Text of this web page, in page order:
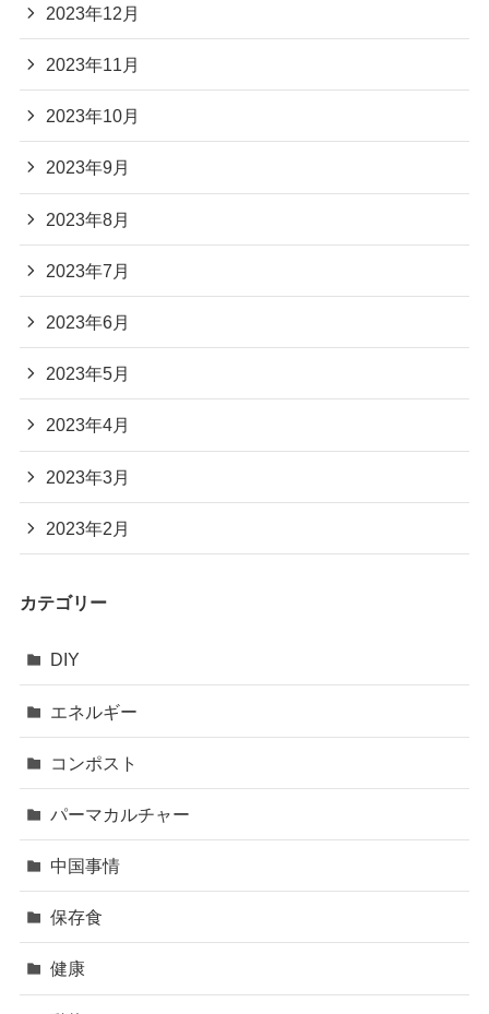
2023年12月
2023年11月
2023年10月
2023年9月
2023年8月
2023年7月
2023年6月
2023年5月
2023年4月
2023年3月
2023年2月
カテゴリー
DIY
エネルギー
コンポスト
パーマカルチャー
中国事情
保存食
健康